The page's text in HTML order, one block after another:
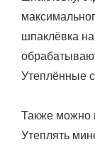
шпаклёвка
Утеплённые
Также можно
Утеплять